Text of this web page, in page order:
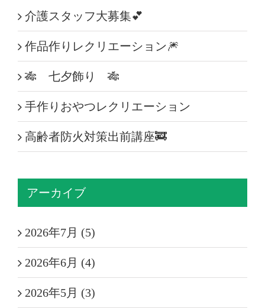
介護スタッフ大募集💕
作品作りレクリエーション🎆
🎋 七夕飾り 🎋
手作りおやつレクリエーション
高齢者防火対策出前講座🚒
アーカイブ
2026年7月 (5)
2026年6月 (4)
2026年5月 (3)